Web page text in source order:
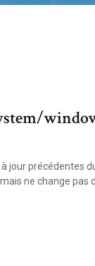
jour précédentes
ne change pas